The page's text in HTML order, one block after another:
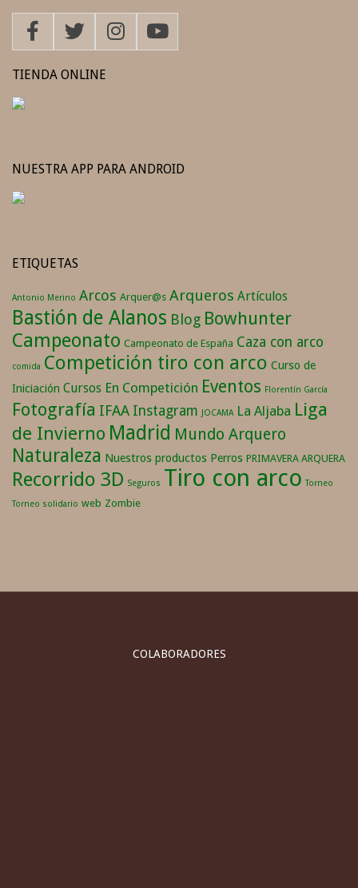
TIENDA ONLINE
NUESTRA APP PARA ANDROID
ETIQUETAS
Antonio Merino Arcos Arquer@s Arqueros Artículos
Bastión de Alanos Blog Bowhunter
Campeonato Campeonato de España Caza con arco
comida Competición tiro con arco Curso de
Iniciación Cursos En Competición Eventos Florentín García
Fotografía IFAA Instagram JOCAMA La Aljaba Liga
de Invierno Madrid Mundo Arquero
Naturaleza Nuestros productos Perros PRIMAVERA ARQUERA
Recorrido 3D Seguros Tiro con arco Torneo
Torneo solidario web Zombie
COLABORADORES